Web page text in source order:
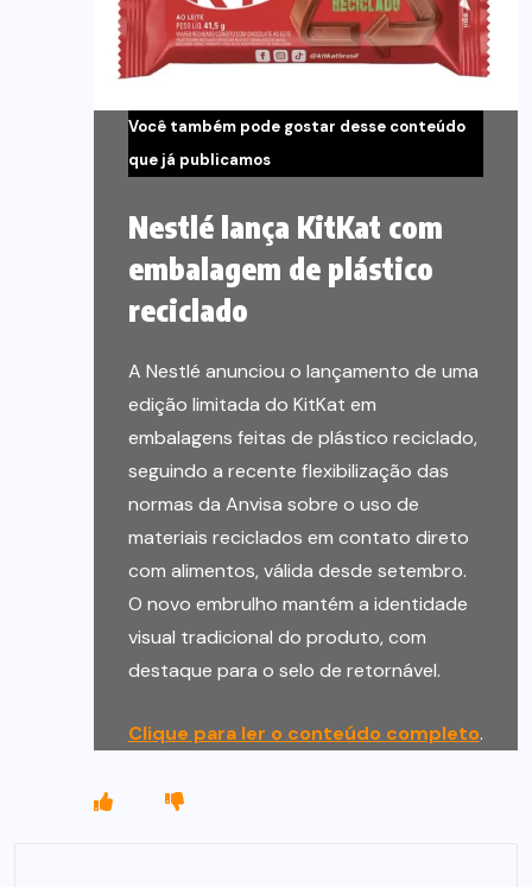
Você também pode gostar desse conteúdo
que já publicamos
Nestlé lança KitKat com
embalagem de plástico
reciclado
A Nestlé anunciou o lançamento de uma
edição limitada do KitKat em
embalagens feitas de plástico reciclado,
seguindo a recente flexibilização das
normas da Anvisa sobre o uso de
materiais reciclados em contato direto
com alimentos, válida desde setembro.
O novo embrulho mantém a identidade
visual tradicional do produto, com
destaque para o selo de retornável.
Clique para ler o conteúdo completo.